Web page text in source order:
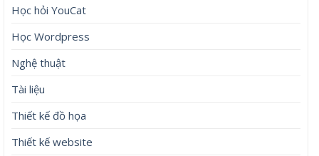
Học hỏi YouCat
Học Wordpress
Nghệ thuật
Tài liệu
Thiết kế đồ họa
Thiết kế website